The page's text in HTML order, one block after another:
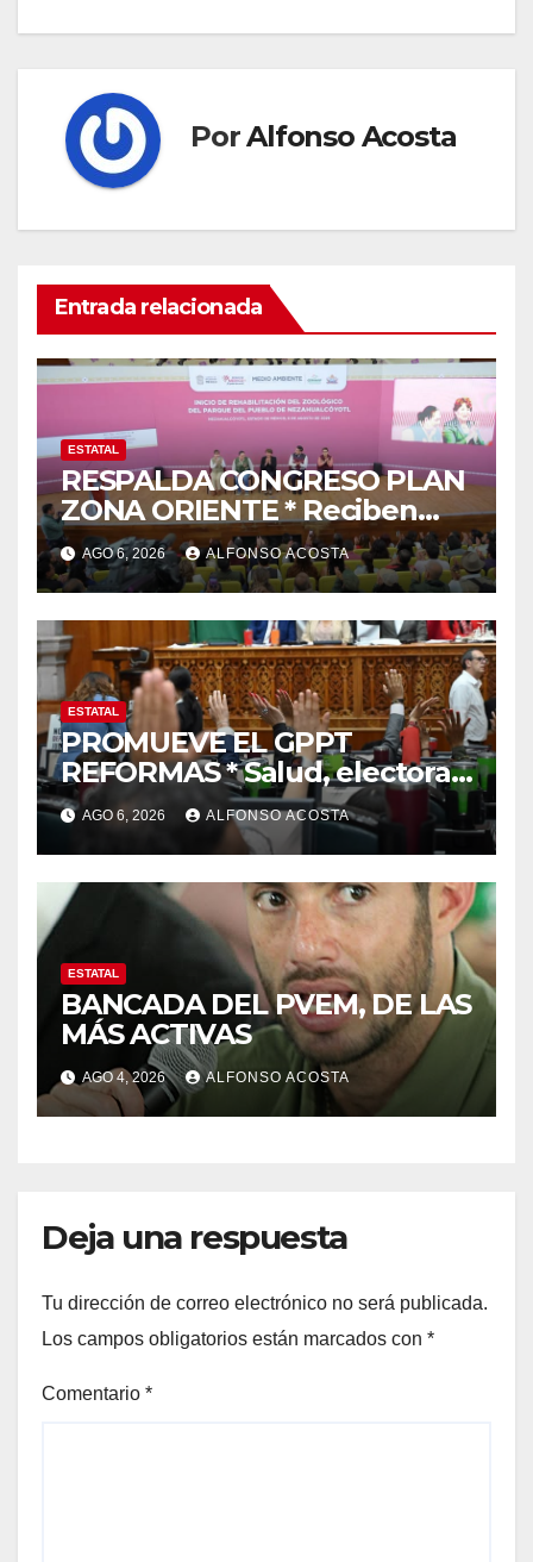
PorAlfonso Acosta
Entrada relacionada
ESTATAL
RESPALDA CONGRESO PLAN
ZONA ORIENTE * Reciben
reconocimiento de la
gobernadora Delfina Gómez
AGO 6, 2026 ALFONSO ACOSTA
ESTATAL
PROMUEVE EL GPPT
REFORMAS * Salud, electoral
y justicia, de las principales
AGO 6, 2026 ALFONSO ACOSTA
ESTATAL
BANCADA DEL PVEM, DE LAS
MÁS ACTIVAS
AGO 4, 2026 ALFONSO ACOSTA
Deja una respuesta
Tu dirección de correo electrónico no será publicada.
Los campos obligatorios están marcados con *
Comentario *